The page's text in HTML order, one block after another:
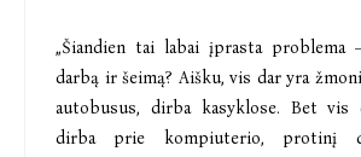
„Šiandien tai labai įprasta problema
darbą ir šeimą? Aišku, vis dar yra
autobusus, dirba kasyklose. Bet vis
dirba prie kompiuterio, protinį